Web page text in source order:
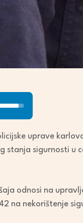
Up/Down
keys
to
decrease
uprave
stanja sigurnosti u
odnosi na
na nekorištenje